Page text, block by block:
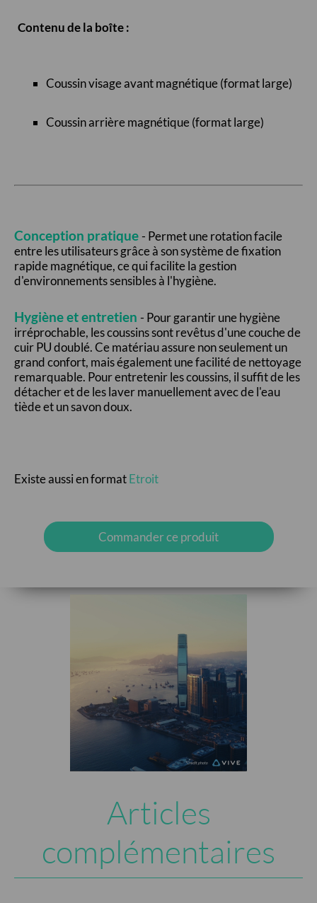
Contenu de la boîte :
Coussin visage avant magnétique (format large)
Coussin arrière magnétique (format large)
Conception pratique- Permet une rotation facile
entre les utilisateurs grâce à son système de fixation
rapide magnétique, ce qui facilite la gestion
d'environnements sensibles à l'hygiène.
Hygiène et entretien - Pour garantir une hygiène
irréprochable, les coussins sont revêtus d'une couche de
cuir PU doublé. Ce matériau assure non seulement un
grand confort, mais également une facilité de nettoyage
remarquable. Pour entretenir les coussins, il suffit de les
détacher et de les laver manuellement avec de l'eau
tiède et un savon doux.
Existe aussi en formatEtroit
Commander ce produit
Articles
complémentaires